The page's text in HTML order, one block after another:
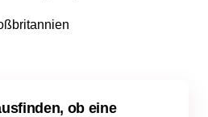
ob eine